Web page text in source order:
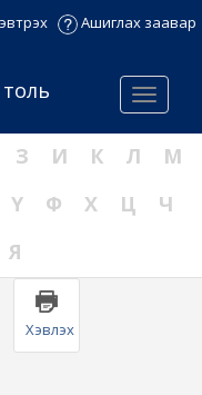
Ашиглах заавар
Menu
З И К Л
М
Ү Ф Х Ц
Ч
Я
Хэвлэх